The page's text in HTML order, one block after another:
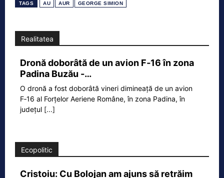
TAGS AU AUR GEORGE SIMION
Realitatea
Dronă doborâtă de un avion F‑16 în zona
Padina Buzău -…
O dronă a fost doborâtă vineri dimineață de un avion
F‑16 al Forțelor Aeriene Române, în zona Padina, în
județul [...]
Ecopolitic
Cristoiu: Cu Bolojan am ajuns să retrăim